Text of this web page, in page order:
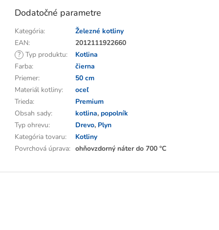
Dodatočné parametre
Kategória:
Železné kotliny
EAN:
2012111922660
? Typ produktu:
Kotlina
Farba:
čierna
Priemer:
50 cm
Materiál kotliny:
oceľ
Trieda:
Premium
Obsah sady: kotlina, popolník
Typ ohrevu: Drevo, Plyn
Kategória tovaru:
Kotliny
Povrchová úprava: ohňovzdorný náter do 700 °C
Z